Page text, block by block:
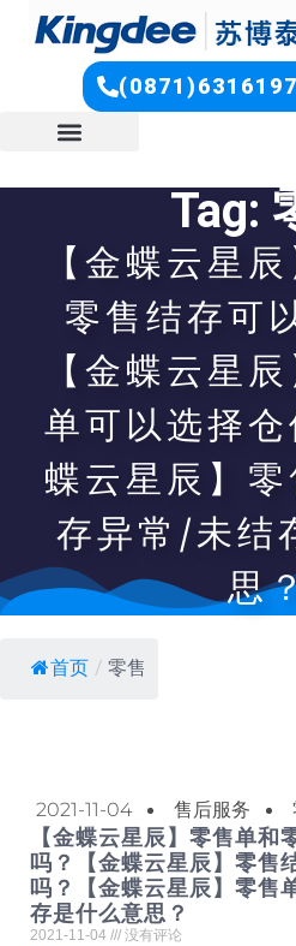
Tag:
【金蝶云星
零售结存可
【金蝶云星
单可以选择
蝶云星辰】
存异常/未结
思
首页 / 零售
2021-11-04 售后服务
【金蝶云星辰】零售单和
吗？【金蝶云星辰】零售
吗？【金蝶云星辰】零售
存是什么意思？
2021-11-04
没有评论